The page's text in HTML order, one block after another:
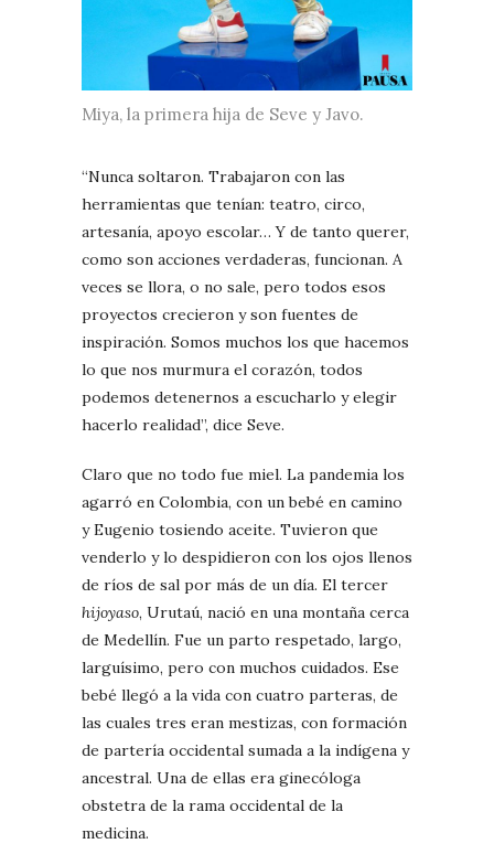
Miya, la primera hija de Seve y Javo.
“Nunca soltaron. Trabajaron con las
herramientas que tenían: teatro, circo,
artesanía, apoyo escolar… Y de tanto querer,
como son acciones verdaderas, funcionan. A
veces se llora, o no sale, pero todos esos
proyectos crecieron y son fuentes de
inspiración. Somos muchos los que hacemos
lo que nos murmura el corazón, todos
podemos detenernos a escucharlo y elegir
hacerlo realidad”, dice Seve.
Claro que no todo fue miel. La pandemia los
agarró en Colombia, con un bebé en camino
y Eugenio tosiendo aceite. Tuvieron que
venderlo y lo despidieron con los ojos llenos
de ríos de sal por más de un día. El tercer
hijoyaso, Urutaú, nació en una montaña cerca
de Medellín. Fue un parto respetado, largo,
larguísimo, pero con muchos cuidados. Ese
bebé llegó a la vida con cuatro parteras, de
las cuales tres eran mestizas, con formación
de partería occidental sumada a la indígena y
ancestral. Una de ellas era ginecóloga
obstetra de la rama occidental de la
medicina.